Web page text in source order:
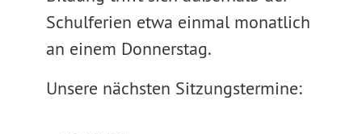
Schulferien etwa einmal monatlich
an einem Donnerstag.
Unsere nächsten Sitzungstermine: